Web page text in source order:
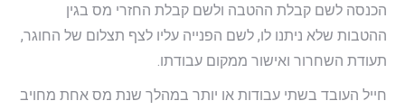
הכנסה לשם קבלת ההטבה ולשם קבלת החזרי מס בגין
ההטבות שלא ניתנו לו, לשם הפנייה עליו לצף תצלום של החוגר,
תעודת השחרור ואישור ממקום עבודתו.
חייל העובד בשתי עבודות או יותר במהלך שנת מס אחת מחויב